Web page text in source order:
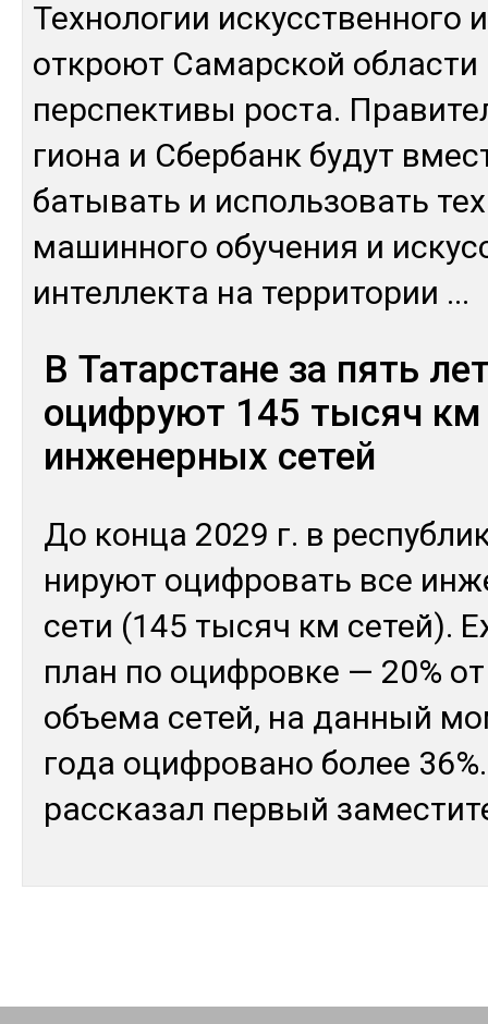
Тех­но­логии ис­кусс­твен­но­го
от­кроют Са­мар­ской
пер­спек­ти­вы рос­та.
гио­на и Сбер­банк бу­дут
баты­вать и ис­поль­зо­вать
ма­шин­но­го обу­чения и
ин­тел­лек­та на тер­ри­тории ...
В Татарстане за пять
оцифруют 145 тысяч км
инженерных сетей
До кон­ца 2029 г. в
нируют оциф­ро­вать все
се­ти (145 ты­сяч км се­тей).
план по оциф­ров­ке — 20%
объ­ема се­тей, на дан­ный
го­да оциф­ро­вано бо­лее
рас­ска­зал пер­вый